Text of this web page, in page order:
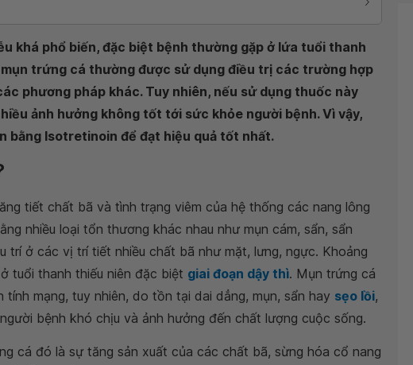
khá phổ biến, đặc biệt bệnh thường gặp ở lứa tuổi thanh
trứng cá thường được sử dụng điều trị các trường hợp
phương pháp khác. Tuy nhiên, nếu sử dụng thuốc này
ảnh hưởng không tốt tới sức khỏe người bệnh. Vì vậy,
bằng Isotretinoin để đạt hiệu quả tốt nhất.
tiết chất bã và tình trạng viêm của hệ thống các nang lông
nhiều loại tổn thương khác nhau như mụn cám, sẩn, sẩn
trí ở các vị trí tiết nhiều chất bã như mặt, lưng, ngực. Khoảng
tuổi thanh thiếu niên đặc biệt giai đoạn dậy thì. Mụn trứng cá
mạng, tuy nhiên, do tồn tại dai dẳng, mụn, sẩn hay sẹo lồi,
bệnh khó chịu và ảnh hưởng đến chất lượng cuộc sống.
cá đó là sự tăng sản xuất của các chất bã, sừng hóa cổ nang